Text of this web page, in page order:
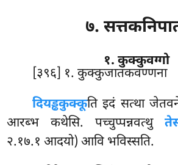
७.
१. कुक्कुवग्गो
[३९६] १. कुक्कुजातकवण्णना
दियड्ढकुक्कूतिइदं सत्था जेतवने
आरब्भ कथेसि. पच्चुप्पन्नवत्थु
२.१७.१ आदयो) आवि भविस्सति.